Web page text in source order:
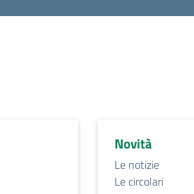
Novità
Le notizie
Le circolari